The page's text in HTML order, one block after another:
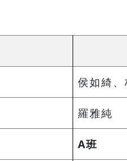
侯如綺
羅雅純
A班